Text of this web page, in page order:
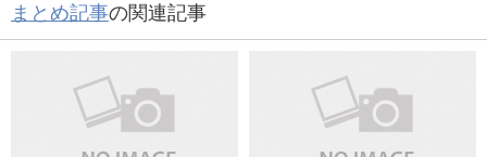
まとめ記事の関連記事